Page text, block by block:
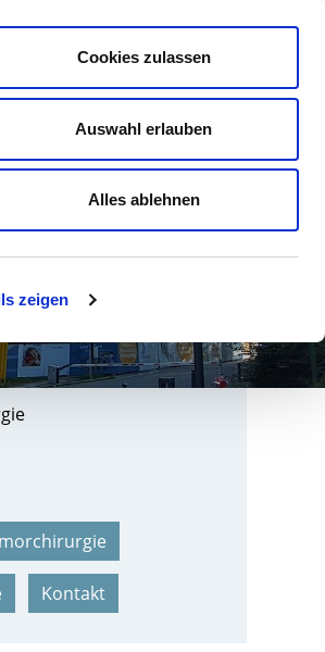
zeigen
Cookies zulassen
Auswahl erlauben
Alles ablehnen
Leichte Sprache Kontrast
NORD Suche
Kontakt